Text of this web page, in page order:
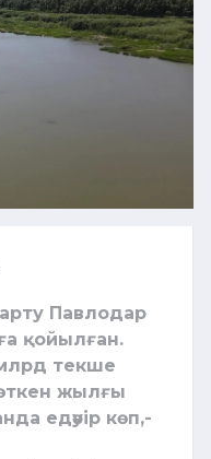
Павлодар
қойылған.
текше
жылғы
едәуір көп,-